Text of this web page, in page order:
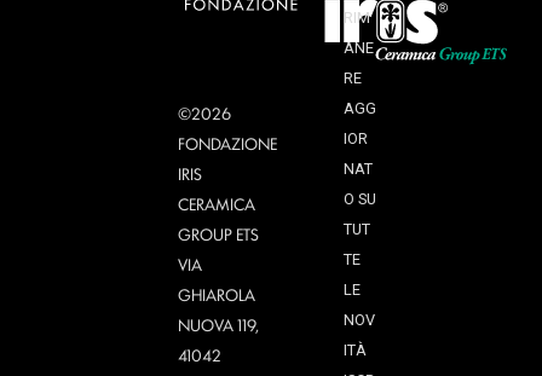
©2026
FONDAZIONE
IRIS
CERAMICA
GROUP ETS
VIA
GHIAROLA
NUOVA 119,
41042
RIM
ANE
RE
AGG
IOR
NAT
O SU
TUT
TE
LE
NOV
ITÀ